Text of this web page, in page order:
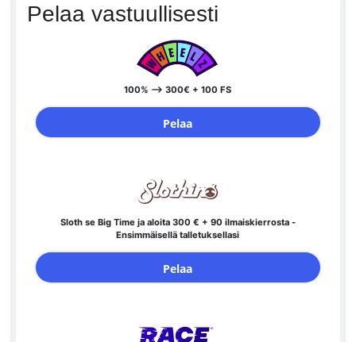
Pelaa vastuullisesti
100% --> 300€ + 100 FS
Pelaa
Sloth se Big Time ja aloita 300 € + 90 ilmaiskierrosta -
Ensimmäisellä talletuksellasi
Pelaa